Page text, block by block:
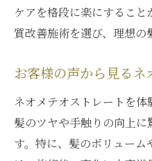
ケアを格段に楽にするこ
質改善施術を選び、理想の
お客様の声から見る
ネオメテオストレートを体
髪のツヤや手触りの向上
す。特に、髪のボリューム